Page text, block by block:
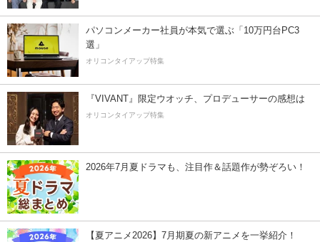
パソコンメーカー社員が本気で選ぶ「10万円台PC3
選」
オリコンタイアップ特集
『VIVANT』限定ウオッチ、プロデューサーの感想は
オリコンタイアップ特集
2026年7月夏ドラマも、注目作＆話題作が勢ぞろい！
【夏アニメ2026】7月期夏の新アニメを一挙紹介！